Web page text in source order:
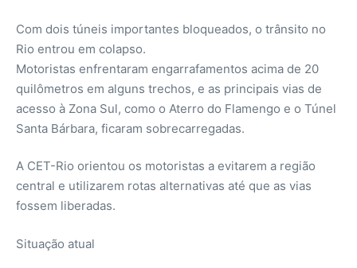
Com dois túneis importantes bloqueados, o trânsito no
Rio entrou em colapso.
Motoristas enfrentaram engarrafamentos acima de 20
quilômetros em alguns trechos, e as principais vias de
acesso à Zona Sul, como o Aterro do Flamengo e o Túnel
Santa Bárbara, ficaram sobrecarregadas.
A CET-Rio orientou os motoristas a evitarem a região
central e utilizarem rotas alternativas até que as vias
fossem liberadas.
Situação atual